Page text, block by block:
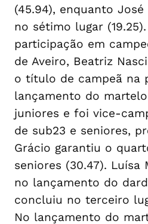
(45.94), enquanto
no sétimo lugar
participação em
de Aveiro, Beatriz
o título de campeã na
lançamento do
juniores e foi vice-
de sub23 e seniores,
Grácio garantiu o
seniores (30.47). Luísa
no lançamento do
concluiu no terceiro
No lançamento do